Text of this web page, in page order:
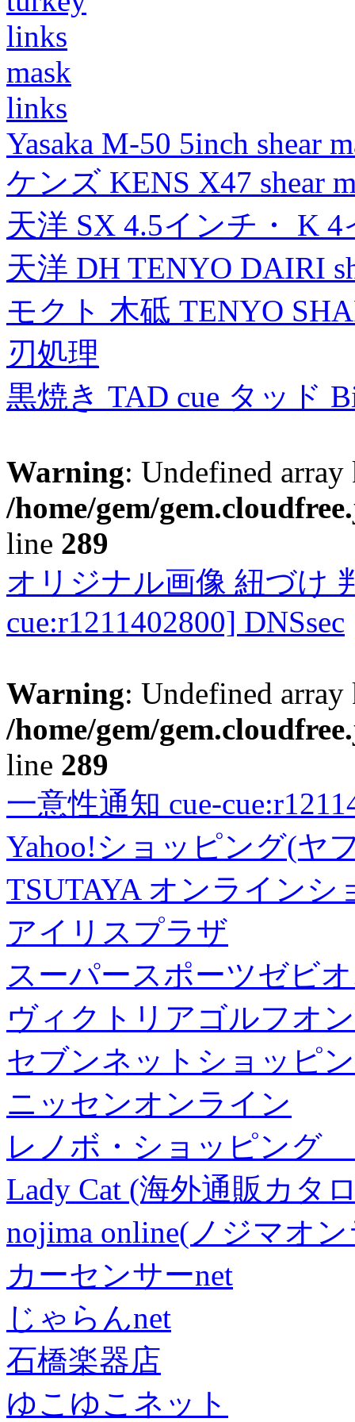
links
mask
links
Yasaka M-50 5inch shear
ケンズ KENS X47 shear
天洋 SX 4.5インチ・ K
天洋 DH TENYO DAIRI
モクト 木砥 TENYO
刃処理
黒焼き TAD cue タッド
Warning: Undefined
/home/gem/
line 289
オリジナル画像 紐づけ
cue:r1211402800] DNSsec
Warning: Undefined
/home/gem/
line 289
一意性通知 cue-
Yahoo!ショッピング(ヤ
TSUTAYA オンラインシ
アイリスプラザ
スーパースポーツゼビ
ヴィクトリアゴルフオ
セブンネットショッピ
ニッセンオンライン
レノボ・ショッピング
Lady Cat (海外通販カタ
nojima online(ノジマオ
カーセンサーnet
じゃらんnet
石橋楽器店
ゆこゆこネット